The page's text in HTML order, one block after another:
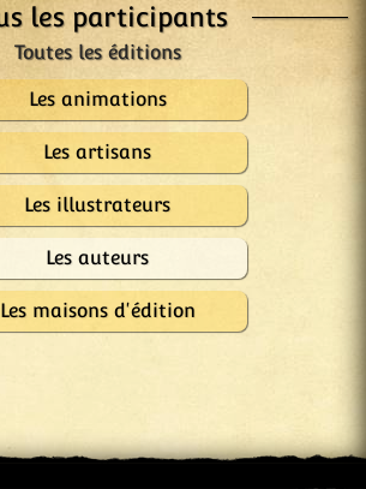
les participants
Les animations
Les artisans
Les illustrateurs
Les auteurs
Les maisons d'édition